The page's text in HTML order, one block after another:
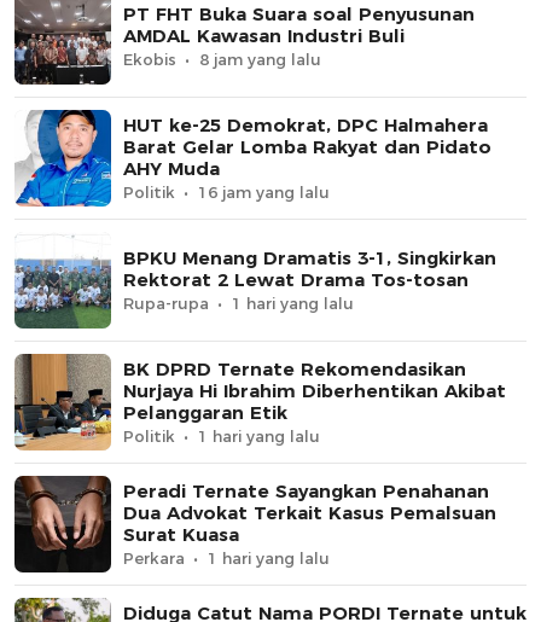
PT FHT Buka Suara soal Penyusunan
AMDAL Kawasan Industri Buli
Ekobis 8 jam yang lalu
HUT ke-25 Demokrat, DPC Halmahera
Barat Gelar Lomba Rakyat dan Pidato
AHY Muda
Politik 16 jam yang lalu
BPKU Menang Dramatis 3-1, Singkirkan
Rektorat 2 Lewat Drama Tos-tosan
Rupa-rupa 1 hari yang lalu
BK DPRD Ternate Rekomendasikan
Nurjaya Hi Ibrahim Diberhentikan Akibat
Pelanggaran Etik
Politik 1 hari yang lalu
Peradi Ternate Sayangkan Penahanan
Dua Advokat Terkait Kasus Pemalsuan
Surat Kuasa
Perkara 1 hari yang lalu
Diduga Catut Nama PORDI Ternate untuk